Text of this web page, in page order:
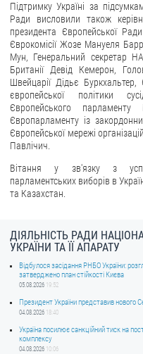
Підтримку Україні за
Ради висловили також
президента Європейської
Єврокомісії Жозе Мануеля
Мун, Генеральний секретар
Британії Девід Кемерон,
Швейцарії Дідьє
європейської політики
Європейського
Європарламенту із
Європейської мережі
Павлічич.
Вітання у зв'язку з
парламентських виборів в
та Казахстан.
ДІЯЛЬНІСТЬ РАДИ
УКРАЇНИ ТА ЇЇ АПАРАТУ
Відбулося засідання РНБО України:
затверджено план стійкості Києва
05.08.2026 19:52
Президент України представив нового
04.08.2026 18:40
Україна посилює санкційний тиск на
комплексу
04.08.2026 10:06